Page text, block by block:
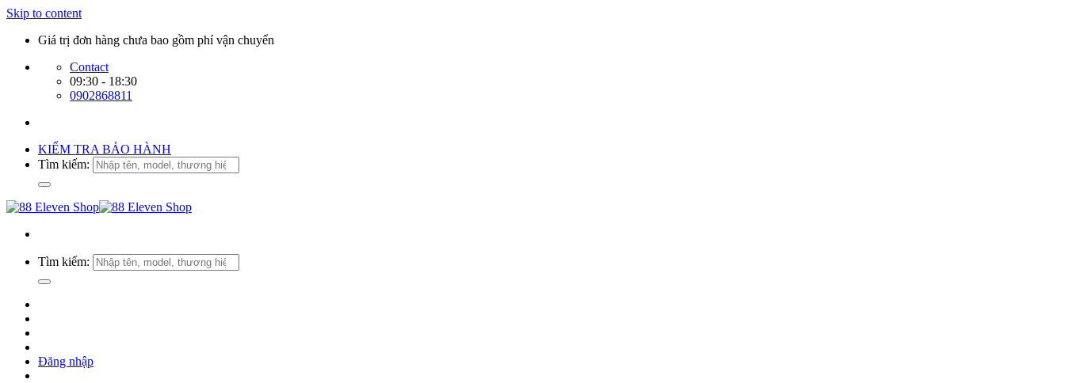
Skip to content
Giá trị đơn hàng chưa bao gồm phí vận chuyển
Contact
09:30 - 18:30
0902868811
KIỂM TRA BẢO HÀNH
Tìm kiếm:
Tìm kiếm:
Đăng nhập